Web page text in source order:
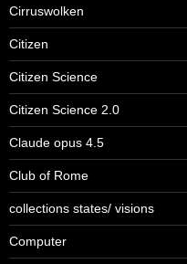
Cirruswolken
Citizen
Citizen Science
Citizen Science 2.0
Claude opus 4.5
Club of Rome
collections states/ visions
Computer